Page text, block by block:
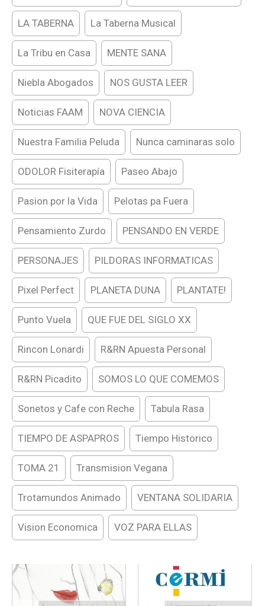
LA TABERNA La Taberna Musical
La Tribu en Casa MENTE SANA
Niebla Abogados NOS GUSTA LEER
Noticias FAAM NOVA CIENCIA
Nuestra Familia Peluda Nunca caminaras solo
ODOLOR Fisiterapía Paseo Abajo
Pasion por la Vida Pelotas pa Fuera
Pensamiento Zurdo PENSANDO EN VERDE
PERSONAJES PILDORAS INFORMATICAS
Pixel Perfect PLANETA DUNA PLANTATE!
Punto Vuela QUE FUE DEL SIGLO XX
Rincon Lonardi R&RN Apuesta Personal
R&RN Picadito SOMOS LO QUE COMEMOS
Sonetos y Cafe con Reche Tabula Rasa
TIEMPO DE ASPAPROS Tiempo Historico
TOMA 21 Transmision Vegana
Trotamundos Animado VENTANA SOLIDARIA
Vision Economica VOZ PARA ELLAS